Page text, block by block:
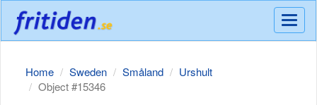
Meny
Home Sweden Småland
Urshult
Object #15346